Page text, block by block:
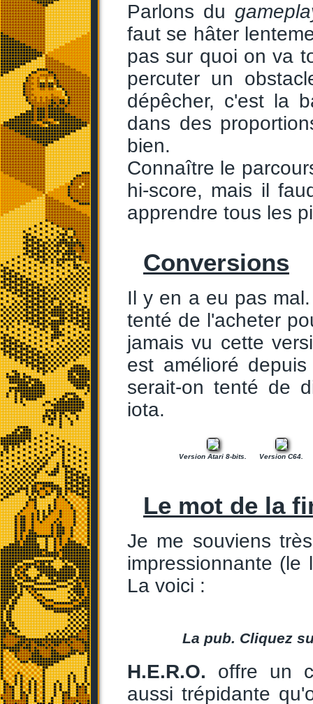
Parlons du
faut se hâter
pas sur quoi on va
percuter un
dépêcher, c'est la
dans des
bien.
Connaître le
hi-score, mais il
apprendre tous les
Conversions
Il y en a eu pas
tenté de l'acheter
jamais vu cette
est amélioré
serait-on tenté de
iota.
Version Atari 8-bits. Version C64.
Le mot de la
Je me souviens
impressionnante
La voici :
La pub. Cliquez
H.E.R.O. offre un
aussi trépidante